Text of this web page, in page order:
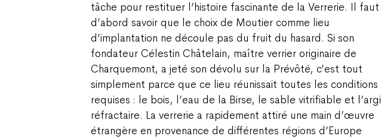
tâche pour restituer l’histoire fascinante de la Verrerie. Il faut
d’abord savoir que le choix de Moutier comme lieu
d’implantation ne découle pas du fruit du hasard. Si son
fondateur Célestin Châtelain, maître verrier originaire de
Charquemont, a jeté son dévolu sur la Prévôté, c’est tout
simplement parce que ce lieu réunissait toutes les conditions
requises : le bois, l’eau de la Birse, le sable vitrifiable et
réfractaire. La verrerie a rapidement attiré une main d’œuvre
étrangère en provenance de différentes régions d’Europe